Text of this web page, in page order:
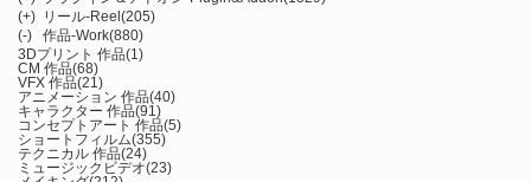
(+) リール-Reel(205)
(-)
作品-Work(880)
3Dプリント 作品(1)
CM 作品(68)
VFX 作品(21)
アニメーション 作品(40)
キャラクター 作品(91)
コンセプトアート 作品(5)
ショートフィルム(355)
テクニカル 作品(24)
ミュージックビデオ(23)